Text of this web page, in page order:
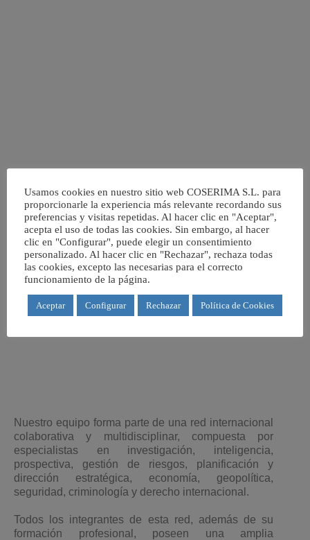
Nuestro equipo forma parte de una red internacional
colaborativa y multidisciplinar, compuesta por
especialistas en investigación, inteligencia,
prospectiva, gestión de riesgos, planificación y
dirección estratégica, economía, geopolítica,
seguridad, criminología y derecho internacional.
Todos los integrantes de esta red, además de su
formación profesional, poseen una amplia
Usamos cookies en nuestro sitio web COSERIMA S.L. para
proporcionarle la experiencia más relevante recordando sus
preferencias y visitas repetidas. Al hacer clic en "Aceptar",
acepta el uso de todas las cookies. Sin embargo, al hacer
clic en "Configurar", puede elegir un consentimiento
personalizado. Al hacer clic en "Rechazar", rechaza todas
las cookies, excepto las necesarias para el correcto
funcionamiento de la página.
Aceptar Configurar Rechazar Política de Cookies